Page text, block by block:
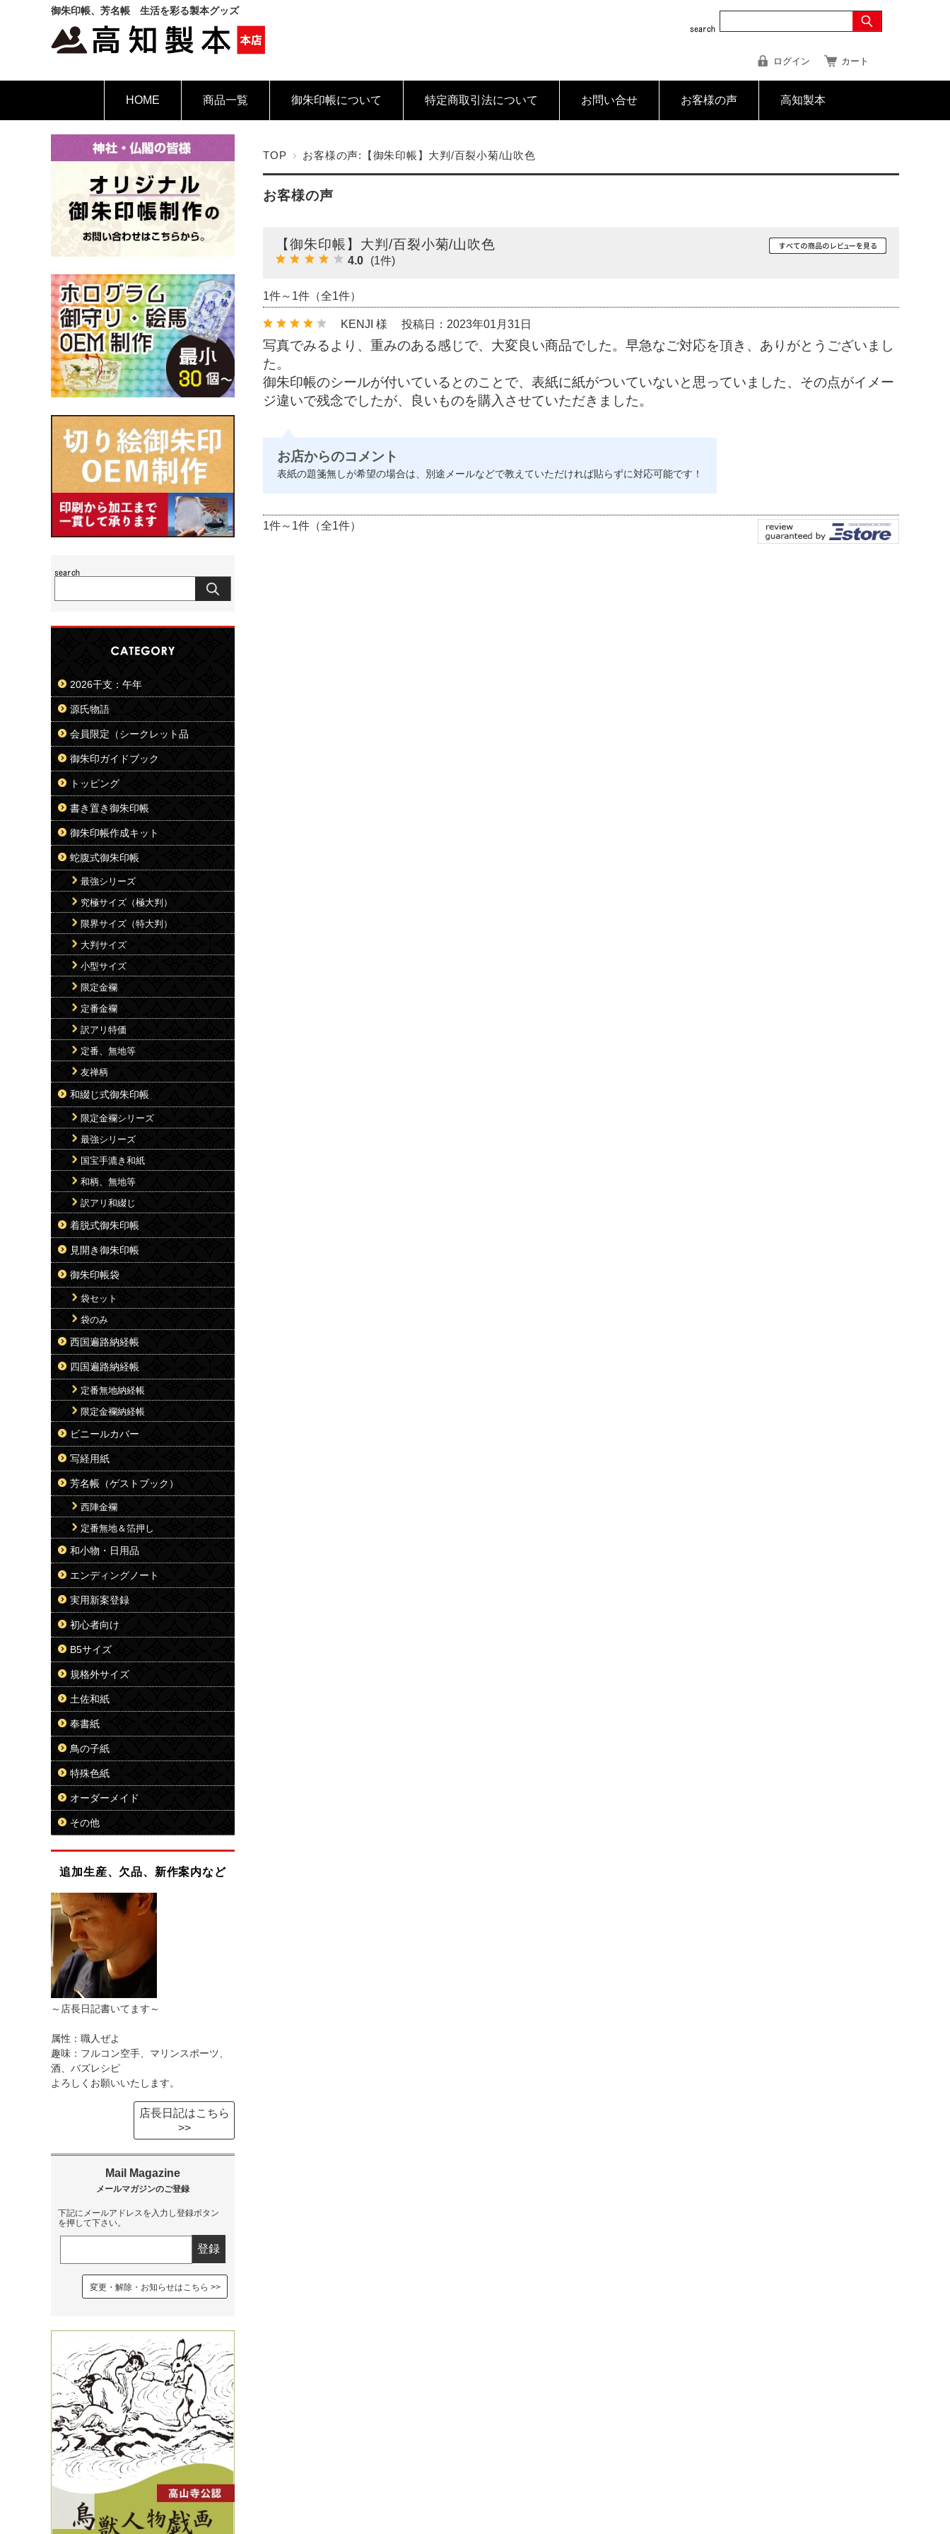
御朱印帳、芳名帳 生活を彩る製本グッズ
ログイン カート
HOME 商品一覧 御朱印帳について 特定商取引法について お問い合せ お客様の声 高知製本
TOP お客様の声:【御朱印帳】大判/百裂小菊/山吹色
お客様の声
【御朱印帳】大判/百裂小菊/山吹色
4.0 (1件)
1件～1件（全1件）
KENJI 様 投稿日：2023年01月31日
写真でみるより、重みのある感じで、大変良い商品でした。早急なご対応を頂き、ありがとうございまし
た。
御朱印帳のシールが付いているとのことで、表紙に紙がついていないと思っていました、その点がイメー
ジ違いで残念でしたが、良いものを購入させていただきました。
お店からのコメント
表紙の題箋無しが希望の場合は、別途メールなどで教えていただければ貼らずに対応可能です！
1件～1件（全1件）
2026干支：午年
源氏物語
会員限定（シークレット品
御朱印ガイドブック
トッピング
書き置き御朱印帳
御朱印帳作成キット
蛇腹式御朱印帳
最強シリーズ
究極サイズ（極大判）
限界サイズ（特大判）
大判サイズ
小型サイズ
限定金襴
定番金襴
訳アリ特価
定番、無地等
友禅柄
和綴じ式御朱印帳
限定金襴シリーズ
最強シリーズ
国宝手漉き和紙
和柄、無地等
訳アリ和綴じ
着脱式御朱印帳
見開き御朱印帳
御朱印帳袋
袋セット
袋のみ
西国遍路納経帳
四国遍路納経帳
定番無地納経帳
限定金襴納経帳
ビニールカバー
写経用紙
芳名帳（ゲストブック）
西陣金襴
定番無地＆箔押し
和小物・日用品
エンディングノート
実用新案登録
初心者向け
B5サイズ
規格外サイズ
土佐和紙
奉書紙
鳥の子紙
特殊色紙
オーダーメイド
その他
追加生産、欠品、新作案内など
～店長日記書いてます～
属性：職人ぜよ
趣味：フルコン空手、マリンスポーツ、
酒、バズレシピ
よろしくお願いいたします。
店長日記はこちら
>>
下記にメールアドレスを入力し登録ボタン
を押して下さい。
変更・解除・お知らせはこちら